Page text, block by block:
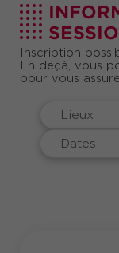
Inscription
En deçà, vous
pour vous
Lieux
Dates